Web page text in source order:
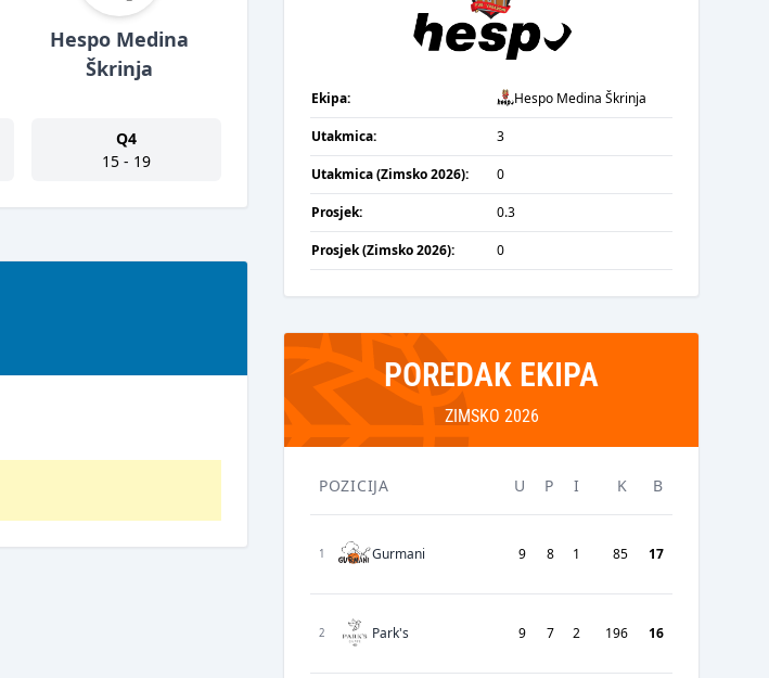
Hespo Medina
Škrinja
Q4
15 - 19
Ekipa: Hespo Medina Škrinja
Utakmica: 3
Utakmica (Zimsko 2026): 0
Prosjek: 0.3
Prosjek (Zimsko 2026): 0
POREDAK EKIPA
ZIMSKO 2026
POZICIJA U P I K B
1 Gurmani 9 8 1 85 17
2 Park's 9 7 2 196 16